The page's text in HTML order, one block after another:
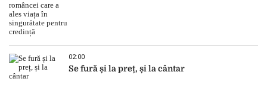
02:00
Se fură și la preț, și la cântar